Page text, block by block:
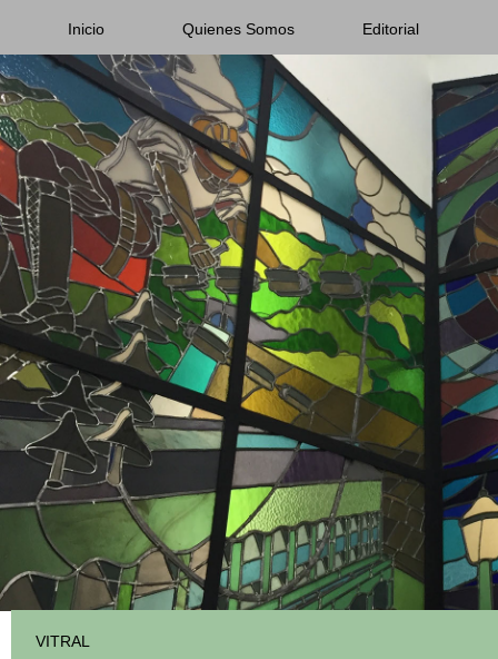
Inicio Quienes Somos Editorial
VITRAL